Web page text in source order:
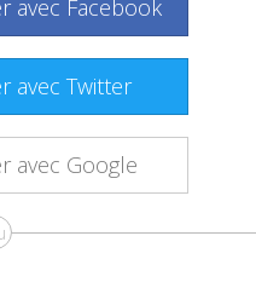
avec Facebook
avec Twitter
avec Google